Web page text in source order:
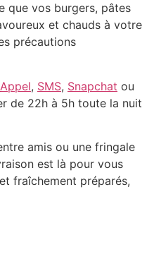
que vos burgers, pâtes
et chauds à votre
précautions
Appel, SMS, Snapchat ou
de 22h à 5h toute la nuit
amis ou une fringale
est là pour vous
fraîchement préparés,